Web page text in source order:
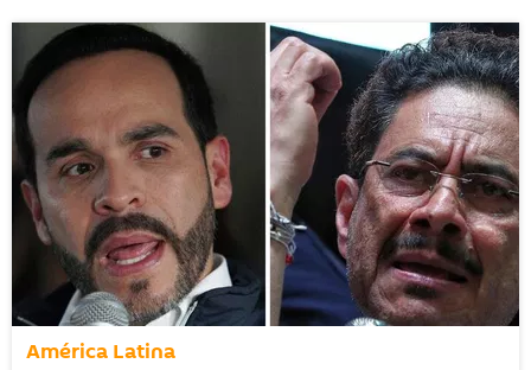
América Latina